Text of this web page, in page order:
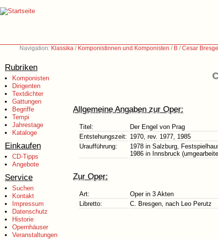
Navigation: Klassika / Komponistinnen und Komponisten / B /Cesar
Rubriken
Komponisten
Dirigenten
Textdichter
Gattungen
Begriffe
Tempi
Jahrestage
Kataloge
Einkaufen
CD-Tipps
Angebote
Service
Suchen
Kontakt
Impressum
Datenschutz
Historie
Opernhäuser
Veranstaltungen
Allgemeine Angaben zur Oper:
Titel:
Der Engel von Prag
Entstehungszeit: 1970, rev. 1977, 1985
Uraufführung:
1978 in Salzburg,
1986 in Innsbruck
Zur Oper:
Art:
Oper in 3 Akten
Libretto:
C. Bresgen, nach Leo Perutz